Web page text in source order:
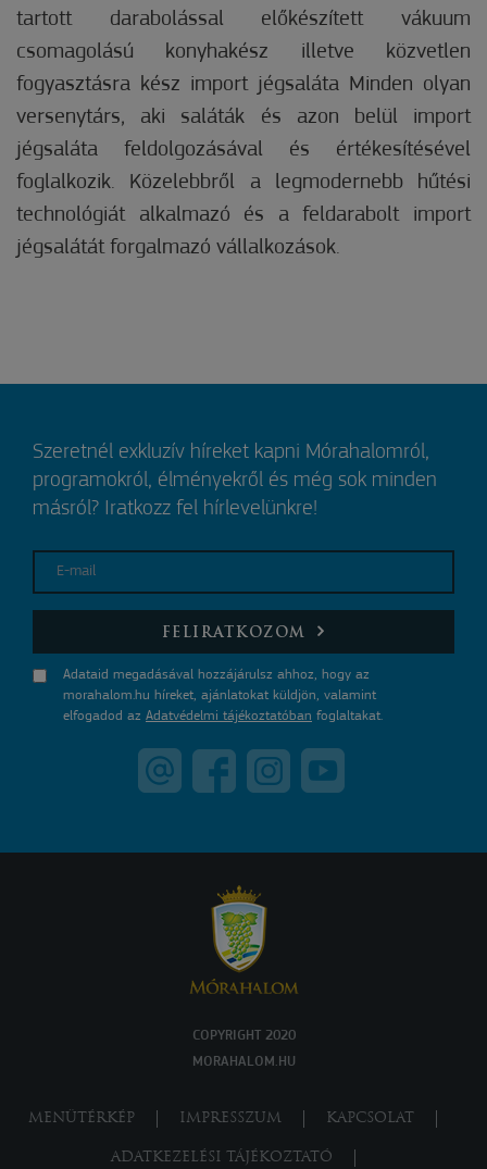
tartott darabolással előkészített vákuum
csomagolású konyhakész illetve közvetlen
fogyasztásra kész import jégsaláta Minden olyan
versenytárs, aki saláták és azon belül import
jégsaláta feldolgozásával és értékesítésével
foglalkozik. Közelebbről a legmodernebb hűtési
technológiát alkalmazó és a feldarabolt import
jégsalátát forgalmazó vállalkozások.
Szeretnél exkluzív híreket kapni Mórahalomról,
programokról, élményekről és még sok minden
másról? Iratkozz fel hírlevelünkre!
E-mail
FELIRATKOZOM
Adataid megadásával hozzájárulsz ahhoz, hogy az
morahalom.hu híreket, ajánlatokat küldjön, valamint
elfogadod az Adatvédelmi tájékoztatóban foglaltakat.
COPYRIGHT 2020
MORAHALOM.HU
MENÜTÉRKÉP IMPRESSZUM KAPCSOLAT
ADATKEZELÉSI TÁJÉKOZTATÓ